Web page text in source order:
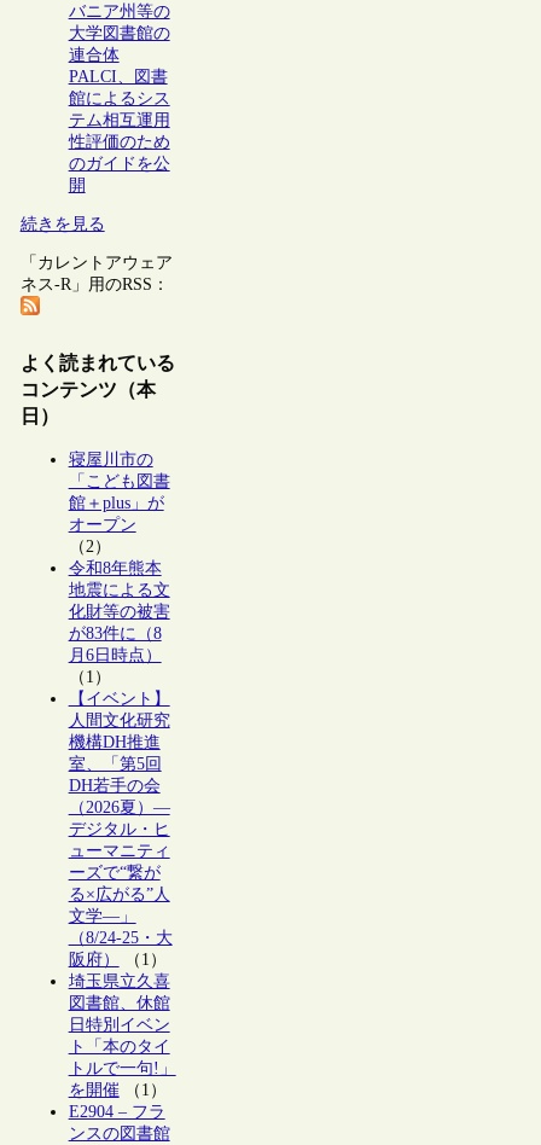
バニア州等の
大学図書館の
連合体
PALCI、図書
館によるシス
テム相互運用
性評価のため
のガイドを公
開
続きを見る
「カレントアウェア
ネス-R」用のRSS：
よく読まれている
コンテンツ（本
日）
寝屋川市の
「こども図書
館＋plus」が
オープン
（2）
令和8年熊本
地震による文
化財等の被害
が83件に（8
月6日時点）
（1）
【イベント】
人間文化研究
機構DH推進
室、「第5回
DH若手の会
（2026夏）―
デジタル・ヒ
ューマニティ
ーズで“繋が
る×広がる”人
文学―」
（8/24-25・大
阪府）
（1）
埼玉県立久喜
図書館、休館
日特別イベン
ト「本のタイ
トルで一句!」
を開催（1）
E2904 – フラ
ンスの図書館